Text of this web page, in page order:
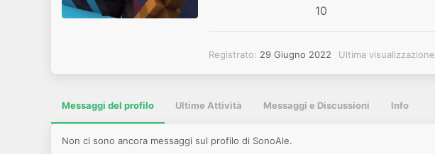
10
Registrato 29 Giugno 2022 Ultima visualizzazione
Messaggi del profilo Ultime Attività Messaggi e Discussioni Info
Non ci sono ancora messaggi sul profilo di SonoAle.